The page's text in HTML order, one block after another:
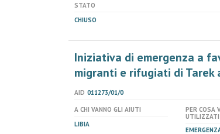
STATO
CHIUSO
Iniziativa di emergenza a
migranti e rifugiati di Tarek
AID 011273/01/0
A CHI VANNO GLI AIUTI
LIBIA
PER COSA
UTILIZZATI